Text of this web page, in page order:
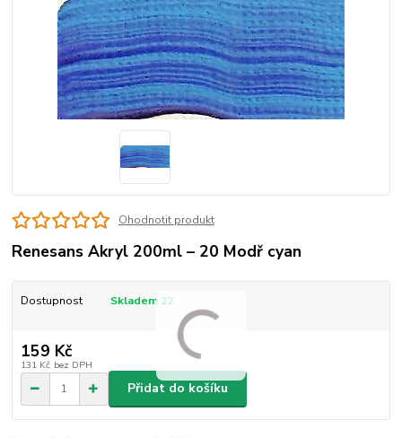
Ohodnotit produkt
Renesans Akryl 200ml – 20 Modř cyan
Dostupnost Skladem 22
159 Kč
131 Kč bez DPH
Přidat do košíku